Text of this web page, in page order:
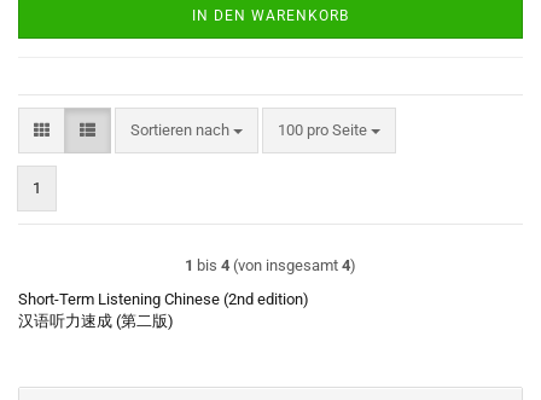
IN DEN WARENKORB
Sortieren nach
Sortieren nach 100 pro Seite
pro Seite
1
1 bis 4 (von insgesamt 4)
Short-Term Listening Chinese (2nd edition)
汉语听力速成 (第二版)